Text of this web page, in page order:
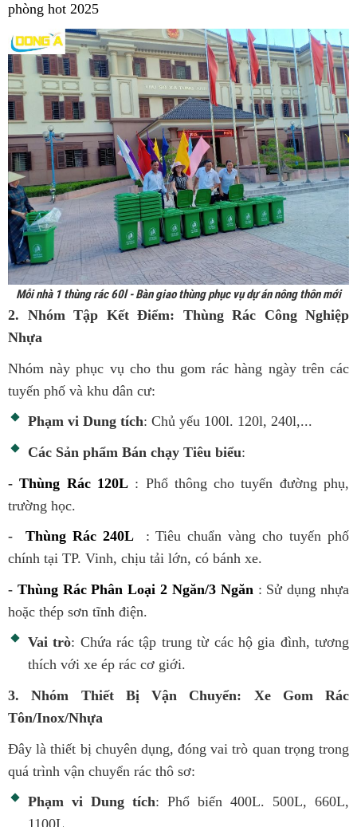
phòng hot 2025
Mỗi nhà 1 thùng rác 60l - Bàn giao thùng phục vụ dự án nông thôn mới
2. Nhóm Tập Kết Điểm: Thùng Rác Công Nghiệp
Nhựa
Nhóm này phục vụ cho thu gom rác hàng ngày trên các
tuyến phố và khu dân cư:
Phạm vi Dung tích: Chủ yếu 100l. 120l, 240l,...
Các Sản phẩm Bán chạy Tiêu biểu:
-Thùng Rác 120L : Phổ thông cho tuyến đường phụ,
trường học.
- Thùng Rác 240L
: Tiêu chuẩn vàng cho tuyến phố
chính tại TP. Vinh, chịu tải lớn, có bánh xe.
- Thùng Rác Phân Loại 2 Ngăn/3 Ngăn : Sử dụng nhựa
hoặc thép sơn tĩnh điện.
Vai trò: Chứa rác tập trung từ các hộ gia đình, tương
thích với xe ép rác cơ giới.
3. Nhóm Thiết Bị Vận Chuyển: Xe Gom Rác
Tôn/Inox/Nhựa
Đây là thiết bị chuyên dụng, đóng vai trò quan trọng trong
quá trình vận chuyển rác thô sơ:
Phạm vi Dung tích: Phổ biến 400L. 500L, 660L,